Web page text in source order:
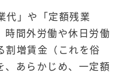
代」や「定額残業
時間外労働や休日労働
割増賃金（これを俗
、あらかじめ、一定額